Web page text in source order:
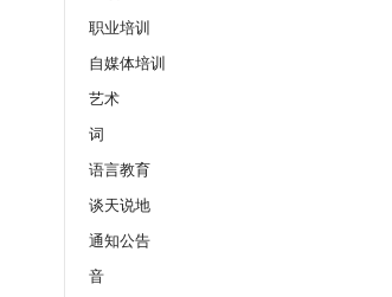
职业培训
自媒体培训
艺术
词
语言教育
谈天说地
通知公告
音